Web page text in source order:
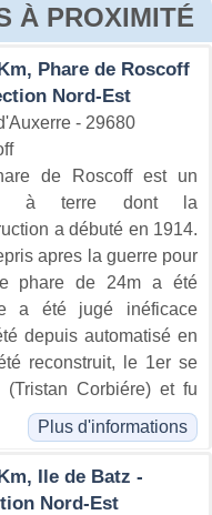
À PROXIMITÉ
Phare de Roscoff
Nord-Est
- 29680
de Roscoff est un
à terre dont la
a débuté en 1914.
apres la guerre pour
phare de 24m a été
a été jugé inéficace
depuis automatisé en
reconstruit, le 1er se
Corbiére) et fu
Plus d'informations
Ile de Batz -
Nord-Est